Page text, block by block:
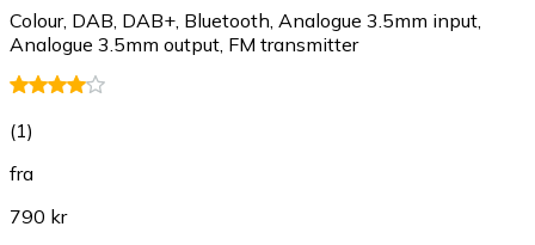
Colour, DAB, DAB+, Bluetooth, Analogue 3.5mm input,
Analogue 3.5mm output, FM transmitter
(1)
fra
790 kr